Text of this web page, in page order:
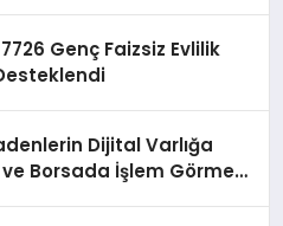
Genç Faizsiz Evlilik
Dijital Varlığa
Borsada İşlem Görmesi